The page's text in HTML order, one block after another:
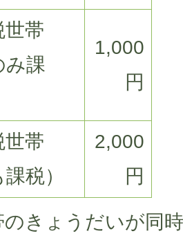
世帯
み課
1,000
円
世帯
税）
2,000
円
きょうだいが同